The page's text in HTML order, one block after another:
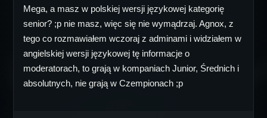
Mega, a masz w polskiej wersji językowej kategorię
senior? ;p nie masz, więc się nie wymądrzaj. Agnox, z
tego co rozmawiałem wczoraj z adminami i widziałem w
angielskiej wersji językowej tę informacje o
moderatorach, to grają w kompaniach Junior, Średnich i
absolutnych, nie grają w Czempionach ;p